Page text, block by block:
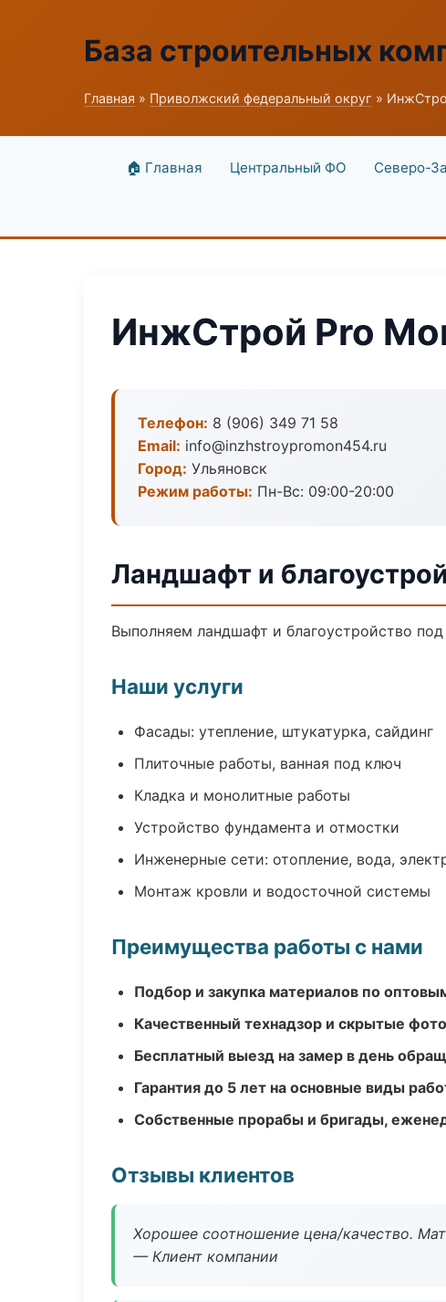
База строительных
Главная » Приволжский федеральный округ »
🏠 Главная Центральный ФО Северо-
ИнжСтрой Pro
Телефон: 8 (906) 349 71 58
Email: info@inzhstroypromon454.ru
Город: Ульяновск
Режим работы: Пн-Вс: 09:00-20:00
Ландшафт и
Выполняем ландшафт и благоустройство
Наши услуги
Фасады: утепление, штукатурка, сайдинг
Плиточные работы, ванная под ключ
Кладка и монолитные работы
Устройство фундамента и отмостки
Инженерные сети: отопление, вода,
Монтаж кровли и водосточной системы
Преимущества работы с нами
Подбор и закупка материалов по
Качественный технадзор и скрытые
Бесплатный выезд на замер в день
Гарантия до 5 лет на основные виды
Собственные прорабы и бригады,
Отзывы клиентов
Хорошее соотношение цена/качество.
— Клиент компании